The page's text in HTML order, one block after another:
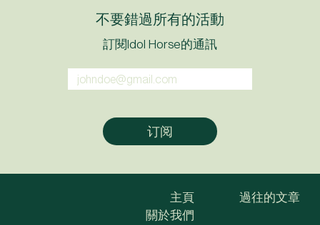
不要錯過所有的活動
訂閱Idol Horse的通訊
主頁
關於我們
過往的文章